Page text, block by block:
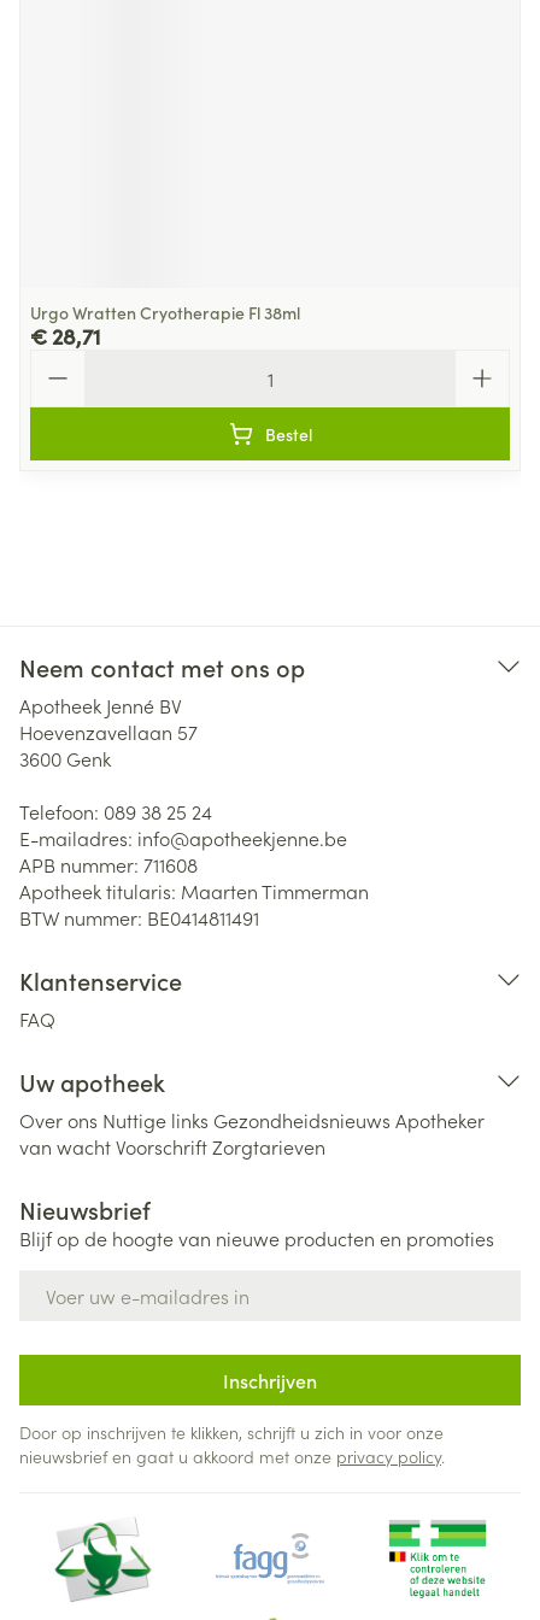
Urgo Wratten Cryotherapie Fl 38ml
€ 28,71
Bestel
Neem contact met ons op
Apotheek Jenné BV
Hoevenzavellaan 57
3600 Genk
Telefoon: 089 38 25 24
E-mailadres: info@apotheekjenne.be
APB nummer: 711608
Apotheek titularis: Maarten Timmerman
BTW nummer: BE0414811491
Klantenservice
FAQ
Uw apotheek
Over ons Nuttige links Gezondheidsnieuws Apotheker
van wachtVoorschriftZorgtarieven
Nieuwsbrief
Blijf op de hoogte van nieuwe producten en promoties
Inschrijven
Door op inschrijven te klikken, schrijft u zich in voor onze
nieuwsbrief en gaat u akkoord met onze privacy policy.